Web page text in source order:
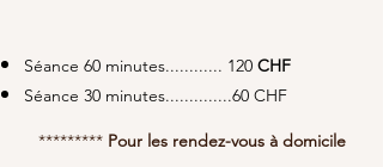
Séance 60 minutes............ 120 CHF
Séance 30 minutes..............60 CHF
********* Pour les rendez-vous à domicile